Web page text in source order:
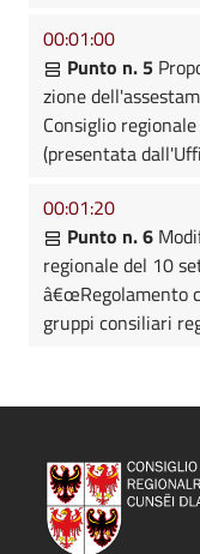
00:01:00
Punto n. 5
zione
Consiglio
(presentata
00:01:20
Punto n. 6
regionale del 10
â€œRegolamento
gruppi consiliari